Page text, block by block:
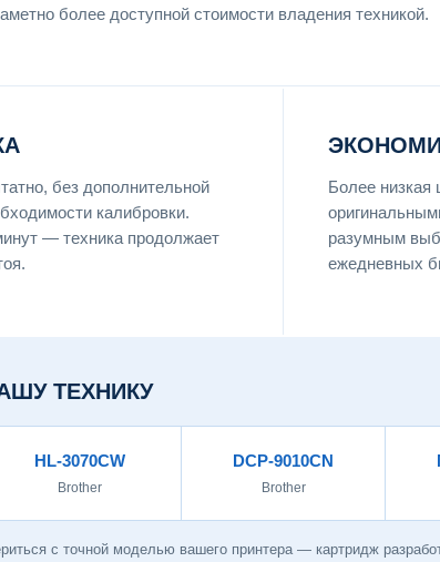
более доступной стоимости владения техникой.
без дополнительной
калибровки.
— техника продолжает
Более низкая
разумным
ежедневных
ТЕХНИКУ
HL-3070CW
Brother
DCP-9010CN
Brother
с точной моделью вашего принтера — картридж